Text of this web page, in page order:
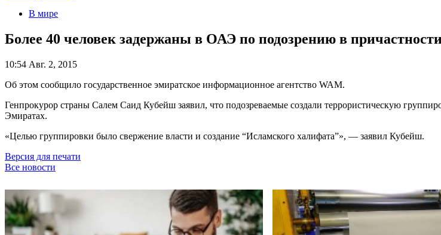
В мире
Более 40 человек задержаны в ОАЭ по подозрению в
10:54 Авг. 2, 2015
Об этом сообщило государственное эмиратское информационное агентство WAM.
Генпрокурор страны Салем Саид Кубейш заявил, что подозреваемые создали террористическую
Эмиратах.
«Целью группировки было свержение власти и создание “Исламского халифата”», — заявил Кубейш.
Версия для печати
Все новости